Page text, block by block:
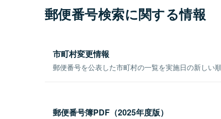
郵便番号検索に関する情報
市町村変更情報
郵便番号を公表した市町村の一覧を実施日の新しい
郵便番号簿PDF（2025年度版）